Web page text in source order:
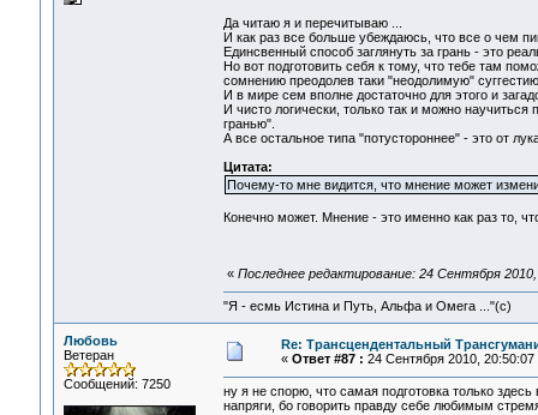
Да читаю я и перечитываю ...
И как раз все больше убеждаюсь, что все о чем
Единсвенный способ заглянуть за грань - это
Но вот подготовить себя к тому, что тебе там
сомнению преодолев таки "неодолимую"
И в мире сем вполне достаточно для этого и
И чисто логически, только так и можно
гранью".
А все остальное типа "потустороннее" - это от
Цитата:
Почему-то мне видится, что мнение может
Конечно может. Мнение - это именно как раз то,
« Последнее редактирование: 24 Сентября
"Я - есмь Истина и Путь, Альфа и Омега ..."(с)
Любовь
Ветеран
Сообщений: 7250
Re: Трансцендентальный
« Ответ #87 : 24 Сентября 2010, 20:50:07
ну я не спорю, что самая подготовка только
напряги, бо говорить правду себе любимым